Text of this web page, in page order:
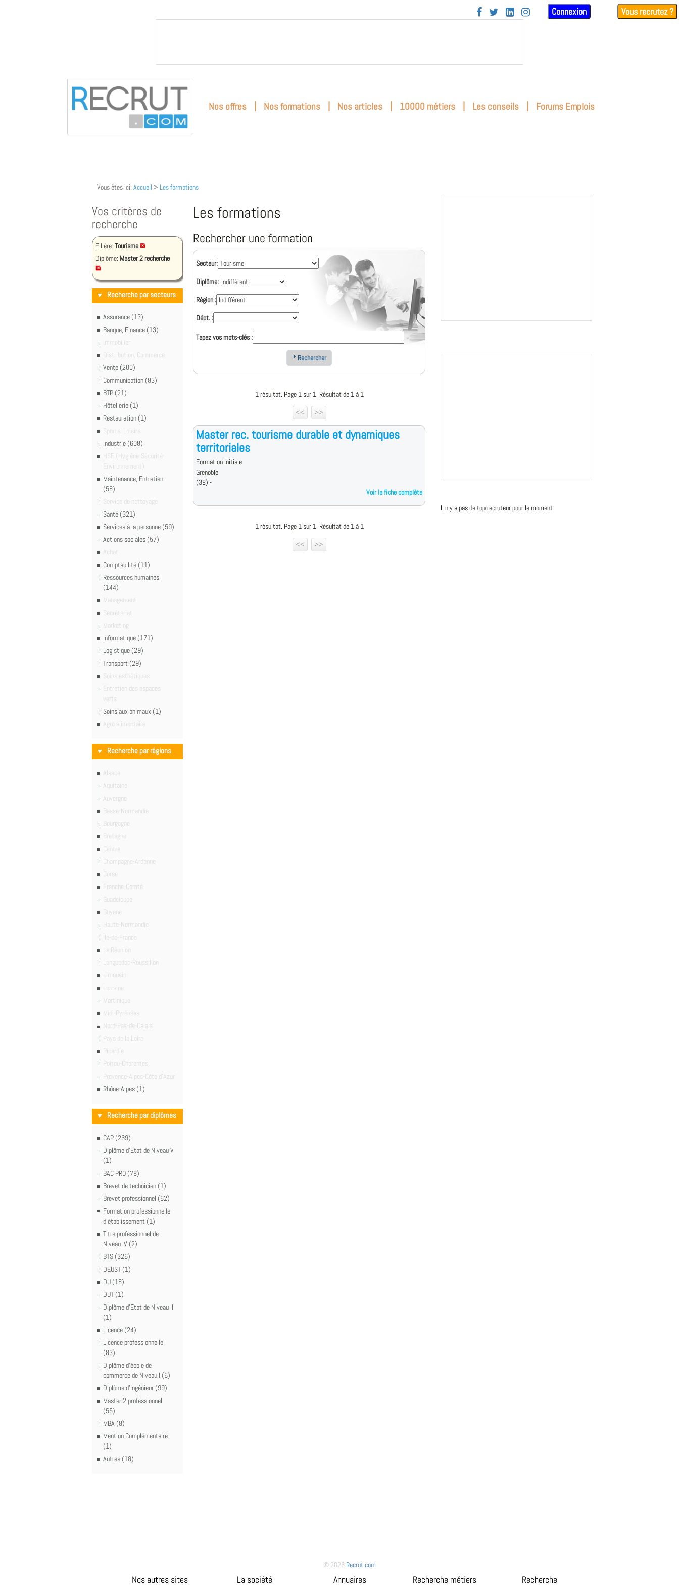
    Connexion Vous recrutez ?
Nos offres | Nos formations | Nos articles | 10000 métiers | Les conseils | Forums Emplois
Vous êtes ici: Accueil > Les formations
Vos critères de
recherche
Filière: Tourisme
Diplôme: Master 2 recherche
Recherche par secteurs
Assurance (13)
Banque, Finance (13)
Immobilier
Distribution, Commerce
Vente (200)
Communication (83)
BTP (21)
Hôtellerie (1)
Restauration (1)
Sports, Loisirs
Industrie (608)
HSE (Hygiène-Sécurité-
Environnement)
Maintenance, Entretien
(58)
Service de nettoyage
Santé (321)
Services à la personne (59)
Actions sociales (57)
Achat
Comptabilité (11)
Ressources humaines
(144)
Management
Secrétariat
Marketing
Informatique (171)
Logistique (29)
Transport (29)
Soins esthétiques
Entretien des espaces
verts
Soins aux animaux (1)
Agro alimentaire
Recherche par régions
Alsace
Aquitaine
Auvergne
Basse-Normandie
Bourgogne
Bretagne
Centre
Champagne-Ardenne
Corse
Franche-Comté
Guadeloupe
Guyane
Haute-Normandie
Île-de-France
La Réunion
Languedoc-Roussillon
Limousin
Lorraine
Martinique
Midi-Pyrénées
Nord-Pas-de-Calais
Pays de la Loire
Picardie
Poitou-Charentes
Provence-Alpes-Côte d'Azur
Rhône-Alpes (1)
Recherche par diplômes
CAP (269)
Diplôme d'Etat de Niveau V
(1)
BAC PRO (78)
Brevet de technicien (1)
Brevet professionnel (62)
Formation professionnelle
d'établissement (1)
Titre professionnel de
Niveau IV (2)
BTS (326)
DEUST (1)
DU (18)
DUT (1)
Diplôme d'Etat de Niveau II
(1)
Licence (24)
Licence professionnelle
(83)
Diplôme d'école de
commerce de Niveau I (6)
Diplôme d'ingénieur (99)
Master 2 professionnel
(55)
MBA (8)
Mention Complémentaire
(1)
Autres (18)
Les formations
Rechercher une formation
Secteur:
Diplôme:
Région :
Dépt. :
Tapez vos mots-clés :
Rechercher
1 résultat. Page 1 sur 1, Résultat de 1 à 1
<<
>>
Master rec. tourisme durable et dynamiques
territoriales
Formation initiale
Grenoble
(38) -
Voir la fiche complète
1 résultat. Page 1 sur 1, Résultat de 1 à 1
<<
>>
Il n'y a pas de top recruteur pour le moment.
© 2026 Recrut.com
Nos autres sites La société Annuaires Recherche métiers Recherche